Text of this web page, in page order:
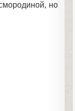
но